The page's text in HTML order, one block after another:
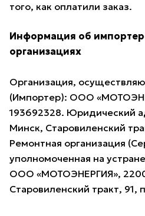
того, как оплатили заказ.
Информация об
организациях
Организация,
(Импортер): ООО
193692328. Юридический
Минск, Старовиленский
Ремонтная организация
уполномоченная на
ООО «МОТОЭНЕРГИЯ»,
Старовиленский тракт, 91,